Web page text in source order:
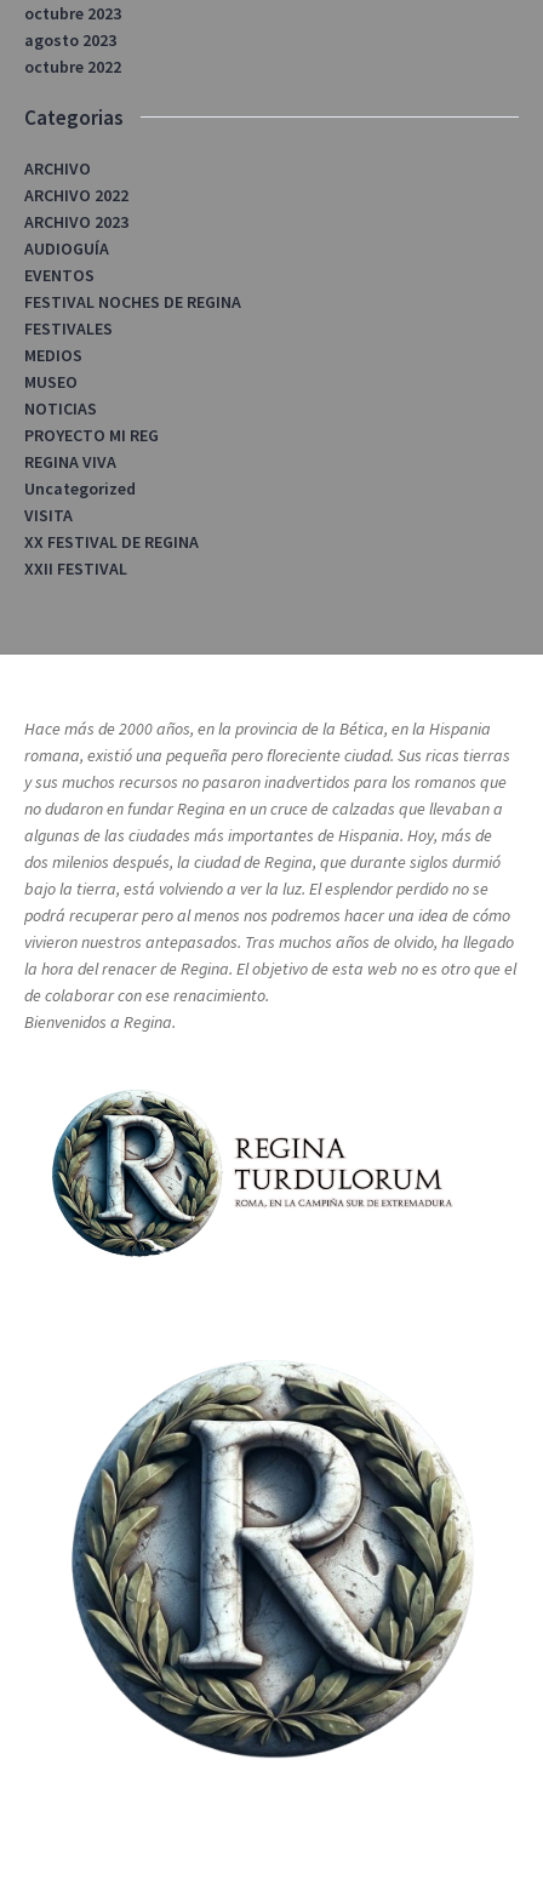
octubre 2023
agosto 2023
octubre 2022
Categorias
ARCHIVO
ARCHIVO 2022
ARCHIVO 2023
AUDIOGUÍA
EVENTOS
FESTIVAL NOCHES DE REGINA
FESTIVALES
MEDIOS
MUSEO
NOTICIAS
PROYECTO MI REG
REGINA VIVA
Uncategorized
VISITA
XX FESTIVAL DE REGINA
XXII FESTIVAL
Hace más de 2000 años, en la provincia de la Bética, en la Hispania
romana, existió una pequeña pero floreciente ciudad. Sus ricas tierras
y sus muchos recursos no pasaron inadvertidos para los romanos que
no dudaron en fundar Regina en un cruce de calzadas que llevaban a
algunas de las ciudades más importantes de Hispania. Hoy, más de
dos milenios después, la ciudad de Regina, que durante siglos durmió
bajo la tierra, está volviendo a ver la luz. El esplendor perdido no se
podrá recuperar pero al menos nos podremos hacer una idea de cómo
vivieron nuestros antepasados. Tras muchos años de olvido, ha llegado
la hora del renacer de Regina. El objetivo de esta web no es otro que el
de colaborar con ese renacimiento.
Bienvenidos a Regina.